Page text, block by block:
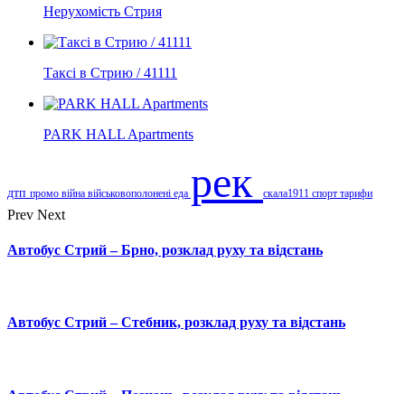
Нерухомість Стрия
Таксі в Стрию / 41111
PARK HALL Apartments
дтп промо війна військовополонені еда рек скала1911 спорт тарифи
Prev Next
Автобус Стрий – Брно, розклад руху та відстань
Автобус Стрий – Стебник, розклад руху та відстань